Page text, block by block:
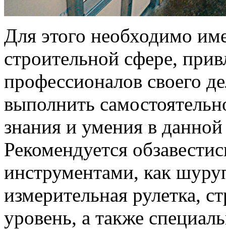
Для этого необходимо
строительной сфере,
профессионалов своего
выполнить
знания и умения в
Рекомендуется
инструментами, как
измерительная рулетка,
уровень, а также